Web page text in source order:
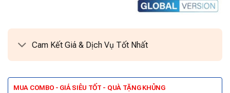
Cam Kết Giá & Dịch Vụ Tốt Nhất
MUA COMBO - GIÁ SIÊU TỐT - QUÀ TẶNG KHỦNG